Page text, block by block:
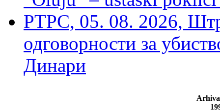
РТРС, 05. 08. 2026,
одговорности за
Динари